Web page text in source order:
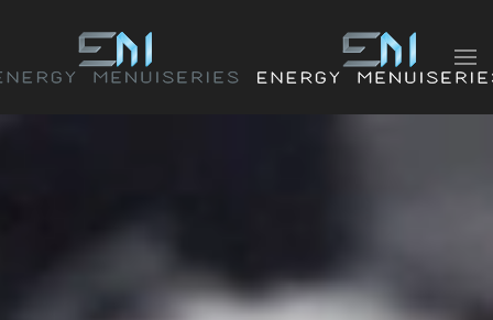
Accéder au contenu principal